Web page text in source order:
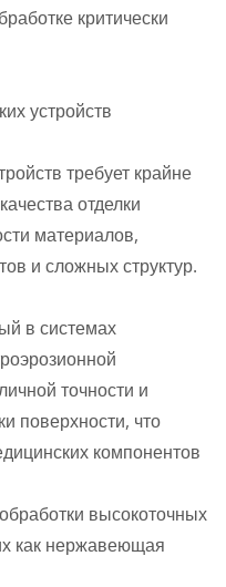
критически
устройств
требует крайне
отделки
материалов,
и сложных структур.
в системах
точности и
поверхности, что
компонентов
высокоточных
как нержавеющая